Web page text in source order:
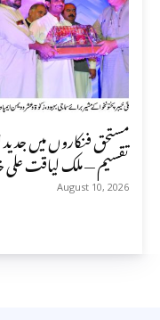
مستحق فنکاروں میں
تقسیم — ملک لیاقت
August 10, 2026